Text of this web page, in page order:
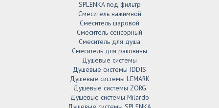
SPLENKA под фильтр
Смеситель нажимной
Смеситель шаровой
Смеситель сенсорный
Смеситель для душа
Смеситель для раковины
Душевые системы
Душевые системы IDDIS
Душевые системы LEMARK
Душевые системы ZORG
Душевые системы Milardo